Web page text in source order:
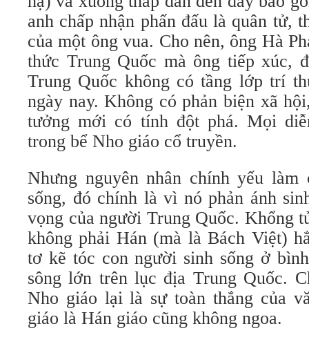
anh chấp nhận phấn đấu là quân tử,
của một ông vua. Cho nên, ông Hà
thức Trung Quốc mà ông tiếp xúc,
Trung Quốc không có tầng lớp trí
ngày nay. Không có phản biện xã
tưởng mới có tính đột phá. Mọi
trong bể Nho giáo cổ truyền.
Nhưng nguyên nhân chính yếu
sống, đó chính là vì nó phản ánh
vọng của người Trung Quốc. Khổng
không phải Hán (mà là Bách Việt)
tơ kẽ tóc con người sinh sống ở
sông lớn trên lục địa Trung Quốc.
Nho giáo lại là sự toàn thắng của
giáo là Hán giáo cũng không ngoa.